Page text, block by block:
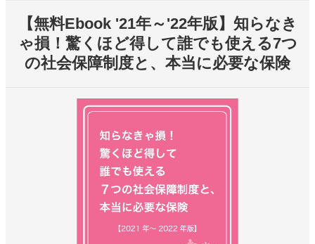
【無料Ebook '21年～'22年版】知らなき
ゃ損！驚くほど得して誰でも使える7つ
の社会保障制度と、本当に必要な保険